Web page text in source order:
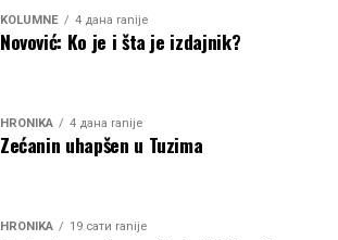
KOLUMNE 4 дана ranije
Novović: Ko je i šta je izdajnik?
HRONIKA 4 дана ranije
Zećanin uhapšen u Tuzima
HRONIKA 19 сати ranije